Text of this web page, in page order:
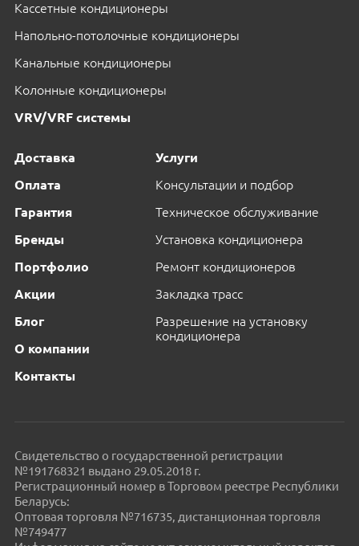
Кассетные кондиционеры
Напольно-потолочные кондиционеры
Канальные кондиционеры
Колонные кондиционеры
VRV/VRF системы
Доставка
Оплата
Гарантия
Бренды
Портфолио
Акции
Блог
О компании
Контакты
Услуги
Консультации и подбор
Техническое обслуживание
Установка кондиционера
Ремонт кондиционеров
Закладка трасс
Разрешение на установку
кондиционера
Свидетельство о государственной регистрации
№191768321 выдано 29.05.2018 г.
Регистрационный номер в Торговом реестре Республики
Беларусь:
Оптовая торговля №716735, дистанционная торговля
№749477